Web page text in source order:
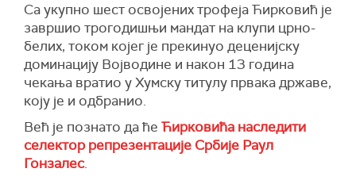
Са укупно шест освојених трофеја Ћирковић је
завршио трогодишњи мандат на клупи црно-
белих, током којег је прекинуо деценијску
доминацију Војводине и након 13 година
чекања вратио у Хумску титулу првака државе,
коју је и одбранио.
Већ је познато да ће Ћирковића наследити
селектор репрезентације Србије Раул
Гонзалес.